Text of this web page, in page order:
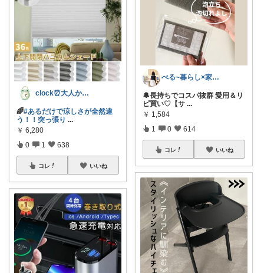
clock⏰大人かわいい
🌈#あるだけで涼しさが全然違
う！！突っ張り ...
￥ 6,280
0 1 638
コレ いいね
べる~暮らし×家事をラクに快適に
🔔長持ちでコスパ抜群 愛用＆リ
ピ買い♡【サ ...
￥ 1,584
1 0 614
コレ いいね